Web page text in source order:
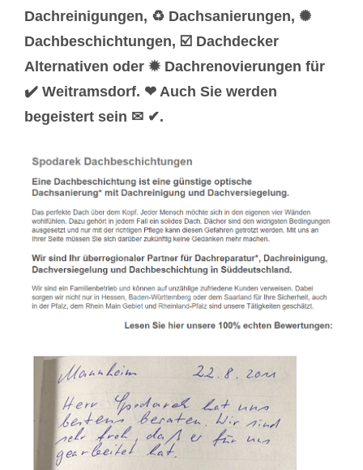
Dachreinigungen, ♻ Dachsanierungen, ✺
Dachbeschichtungen, ☑️ Dachdecker
Alternativen oder ✹ Dachrenovierungen für
✔️ Weitramsdorf. ❤ Auch Sie werden
begeistert sein ✉ ✔.